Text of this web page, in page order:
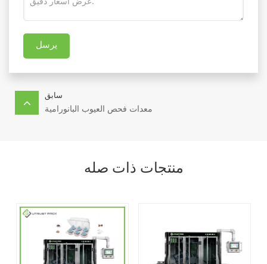
يرسل
سابق
معدات فحص العيوب البانورامية
منتجات ذات صله